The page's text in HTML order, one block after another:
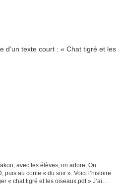
avec les élèves, on adore. On
puis au conte « du soir ». Voici l’histoire
« chat tigré et les oiseaux.pdf » J’ai